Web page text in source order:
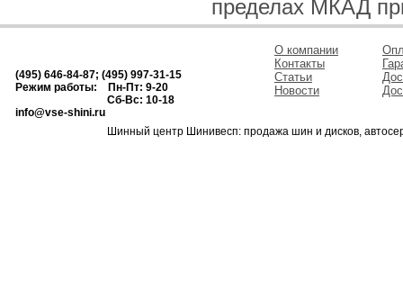
пределах МКАД
(495) 646-84-87; (495) 997-31-15
Режим работы: Пн-Пт: 9-20
Сб-Вс: 10-18
info@vse-shini.ru
О компании
Контакты
Статьи
Новости
Шинный центр Шинивесп: продажа шин и дисков,